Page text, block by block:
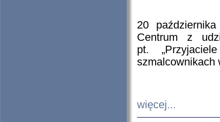
20
Centrum z
pt.
szmalcownikach
więcej...